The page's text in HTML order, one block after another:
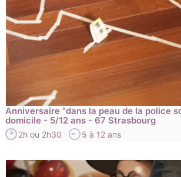
Anniversaire "dans la peau de la police
domicile - 5/12 ans - 67 Strasbourg
2h ou 2h30 5 à 12 ans